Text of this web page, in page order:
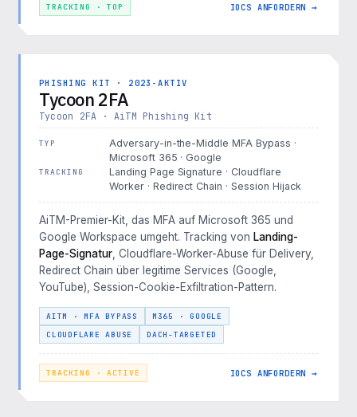
TRACKING · TOP IOCS ANFORDERN →
PHISHING KIT · 2023-AKTIV
Tycoon 2FA
Tycoon 2FA · AiTM Phishing Kit
TYP
Adversary-in-the-Middle MFA Bypass ·
Microsoft 365 · Google
TRACKING
Landing Page Signature · Cloudflare
Worker · Redirect Chain · Session Hijack
AiTM-Premier-Kit, das MFA auf Microsoft 365 und
Google Workspace umgeht. Tracking von Landing-
Page-Signatur , Cloudflare-Worker-Abuse für Delivery,
Redirect Chain über legitime Services (Google,
YouTube), Session-Cookie-Exfiltration-Pattern.
AITM · MFA BYPASS
M365 · GOOGLE
CLOUDFLARE ABUSE
DACH-TARGETED
TRACKING · ACTIVE IOCS ANFORDERN →